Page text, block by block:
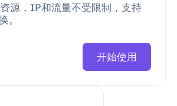
源，IP和流量不受限制，支持
。
开始使用